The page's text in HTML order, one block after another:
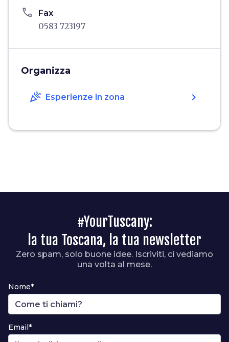
phone Fax
0583 723197
Organizza
celebration Esperienze in zona chevron_right
#YourTuscany:
la tua Toscana, la tua newsletter
Zero spam, solo buone idee. Iscriviti, ci vediamo
una volta al mese.
Nome*
Email*